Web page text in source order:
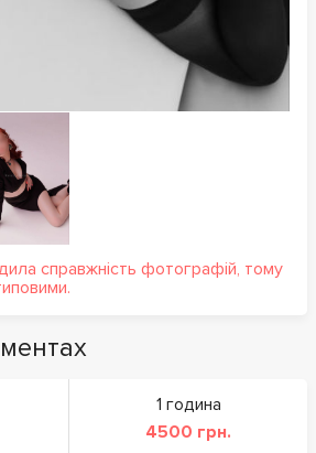
справжність фотографій, тому
1 година
4500 грн.